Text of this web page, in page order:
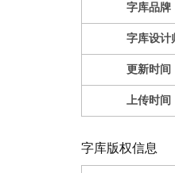
字库品牌
字库设计
更新时间
上传时间
字库版权信息